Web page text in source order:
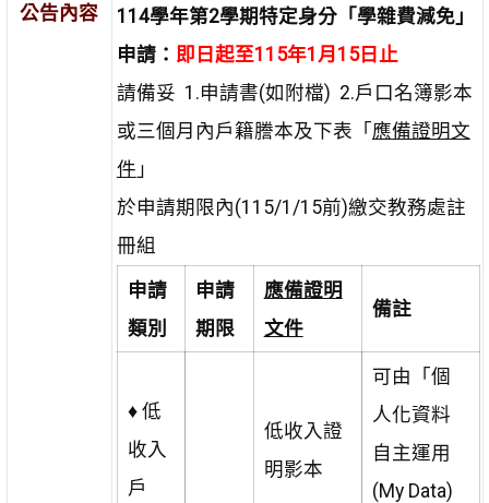
公告內容
114學年第2學期特定身分「學雜費減免」
申請： 即日起至115年1月15日止
請備妥 1.申請書(如附檔) 2.戶口名簿影本
或三個月內戶籍謄本及下表「應備證明文
件 」
於申請期限內(115/1/15前)繳交教務處註
冊組
申請
類別
申請
期限
應備證明
文件
備註
♦ 低
收入
戶
低收入證
明影本
可由「個
人化資料
自主運用
(My Data)